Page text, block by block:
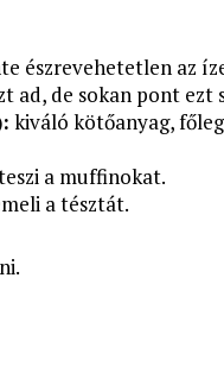
észrevehetetlen az
ad, de sokan pont ezt
kiváló kötőanyag,
a muffinokat.
a tésztát.